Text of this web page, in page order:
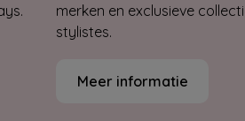
merken en exclusieve
stylistes.
Meer informatie